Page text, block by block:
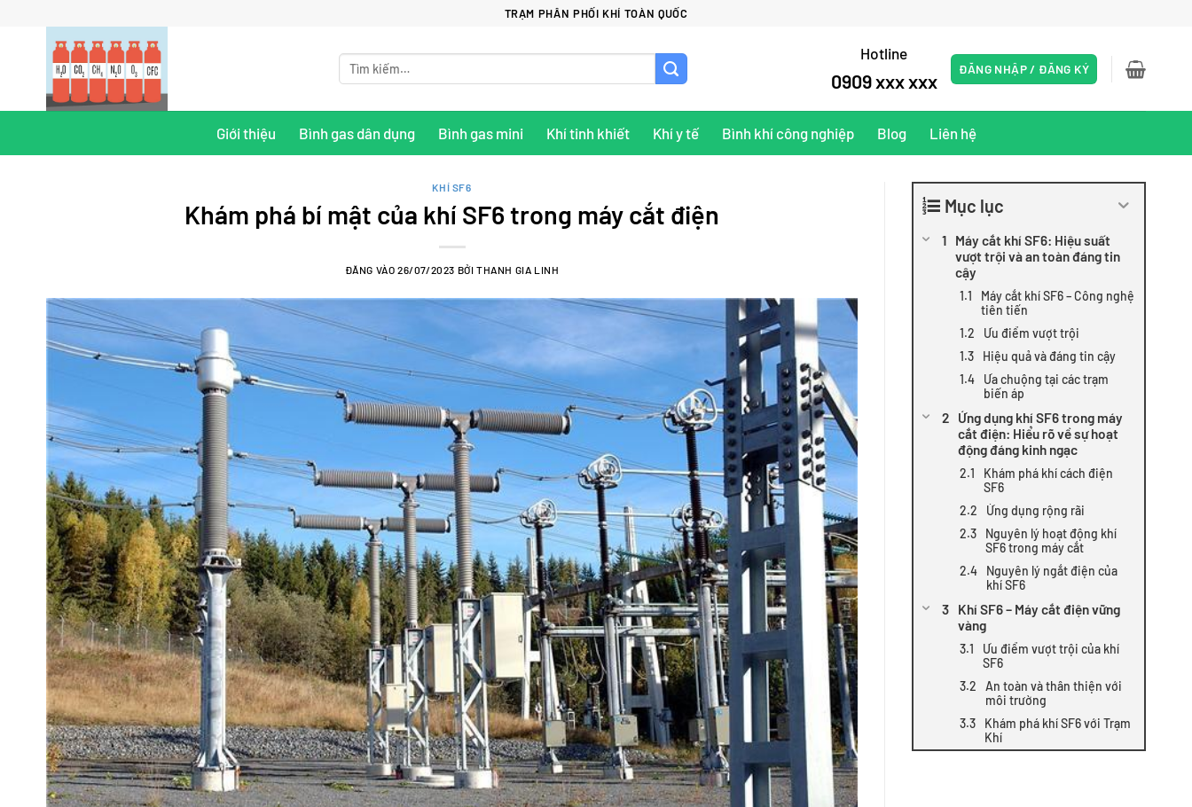
TRẠM PHÂN PHỐI KHÍ TOÀN QUỐC
Tìm
kiếm:
Hotline
0909 xxx xxx
ĐĂNG NHẬP / ĐĂNG KÝ
Giới thiệu Bình gas dân dụng Bình gas mini Khí tinh khiết Khí y tế Bình khí công nghiệp Blog Liên hệ
KHÍ SF6
Khám phá bí mật của khí SF6 trong máy cắt điện
ĐĂNG VÀO26/07/2023 BỞI THANH GIA LINH
Mục lục
Máy cắt khí SF6: Hiệu suất
vượt trội và an toàn đáng tin
cậy
Máy cắt khí SF6 – Công nghệ
tiên tiến
Ưu điểm vượt trội
Hiệu quả và đáng tin cậy
Ưa chuộng tại các trạm
biến áp
Ứng dụng khí SF6 trong máy
cắt điện: Hiểu rõ về sự hoạt
động đáng kinh ngạc
Khám phá khí cách điện
SF6
Ứng dụng rộng rãi
Nguyên lý hoạt động khí
SF6 trong máy cắt
Nguyên lý ngắt điện của
khí SF6
Khí SF6 – Máy cắt điện vững
vàng
Ưu điểm vượt trội của khí
SF6
An toàn và thân thiện với
môi trường
Khám phá khí SF6 với Trạm
Khí